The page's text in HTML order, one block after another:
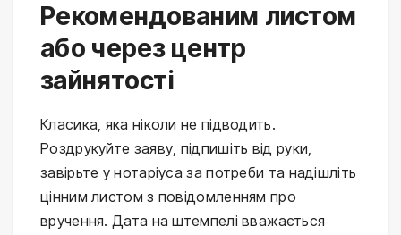
Рекомендованим листом
або через центр
зайнятості
Класика, яка ніколи не підводить.
Роздрукуйте заяву, підпишіть від руки,
завірьте у нотаріуса за потреби та надішліть
цінним листом з повідомленням про
вручення. Дата на штемпелі вважається